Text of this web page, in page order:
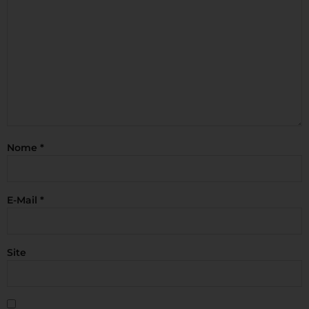
Nome *
E-Mail *
Site